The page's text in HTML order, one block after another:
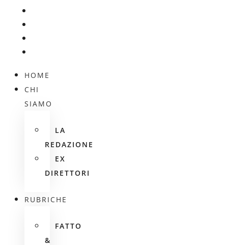
HOME
CHI
SIAMO
LA
REDAZIONE
EX
DIRETTORI
RUBRICHE
FATTO
&